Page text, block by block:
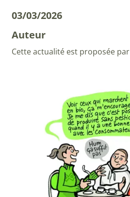
03/03/2026
Auteur
Cette actualité est proposée par